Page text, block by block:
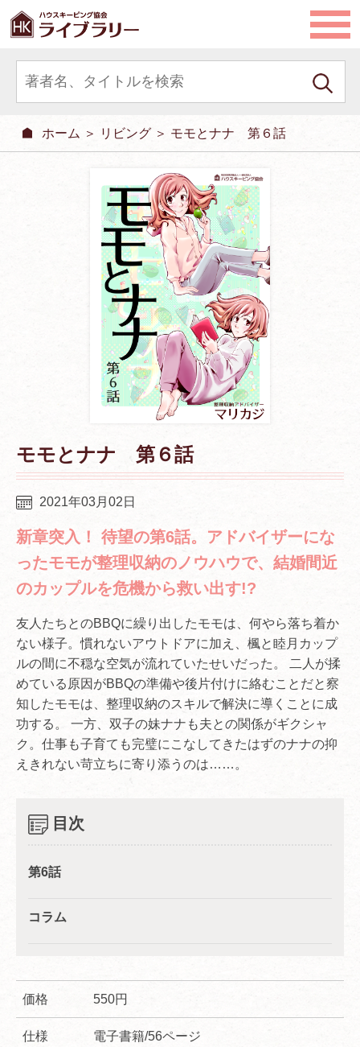
ホーム ＞ リビング ＞ モモとナナ 第６話
モモとナナ 第６話
2021年03月02日
新章突入！ 待望の第6話。アドバイザーにな
ったモモが整理収納のノウハウで、結婚間近
のカップルを危機から救い出す!?
友人たちとのBBQに繰り出したモモは、何やら落ち着か
ない様子。慣れないアウトドアに加え、楓と睦月カップ
ルの間に不穏な空気が流れていたせいだった。 二人が揉
めている原因がBBQの準備や後片付けに絡むことだと察
知したモモは、整理収納のスキルで解決に導くことに成
功する。 一方、双子の妹ナナも夫との関係がギクシャ
ク。仕事も子育ても完璧にこなしてきたはずのナナの抑
えきれない苛立ちに寄り添うのは……。
目次
第6話
コラム
価格 550円
仕様 電子書籍/56ページ